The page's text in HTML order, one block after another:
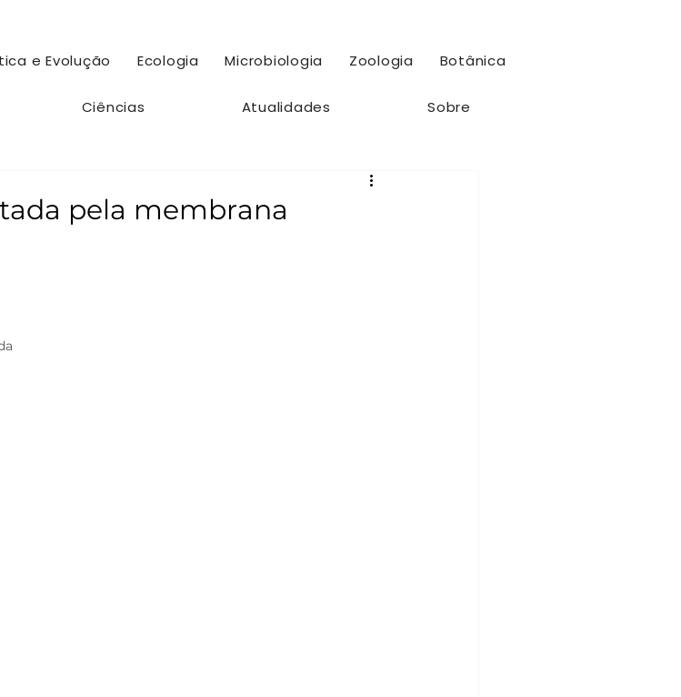
e Evolução Ecologia Microbiologia Zoologia Botânica
Ciências Atualidades Sobre
pela membrana